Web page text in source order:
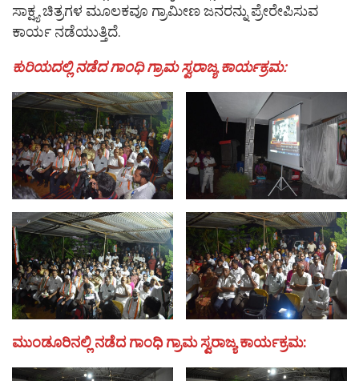
ಸಾಕ್ಷ್ಯ ಚಿತ್ರಗಳ ಮೂಲಕವೂ ಗ್ರಾಮೀಣ ಜನರನ್ನು ಪ್ರೇರೇಪಿಸುವ
ಕಾರ್ಯ ನಡೆಯುತ್ತಿದೆ.
ಕುರಿಯದಲ್ಲಿ ನಡೆದ ಗಾಂಧಿ ಗ್ರಾಮ ಸ್ವರಾಜ್ಯ ಕಾರ್ಯಕ್ರಮ:
ಮುಂಡೂರಿನಲ್ಲಿ ನಡೆದ ಗಾಂಧಿ ಗ್ರಾಮ ಸ್ವರಾಜ್ಯ ಕಾರ್ಯಕ್ರಮ: